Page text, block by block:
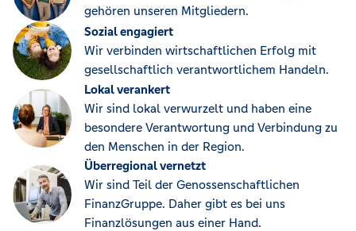
gehören unseren Mitgliedern.
Sozial engagiert
Wir verbinden wirtschaftlichen Erfolg mit
gesellschaftlich verantwortlichem Handeln.
Lokal verankert
Wir sind lokal verwurzelt und haben eine
besondere Verantwortung und Verbindung zu
den Menschen in der Region.
Überregional vernetzt
Wir sind Teil der Genossenschaftlichen
FinanzGruppe. Daher gibt es bei uns
Finanzlösungen aus einer Hand.